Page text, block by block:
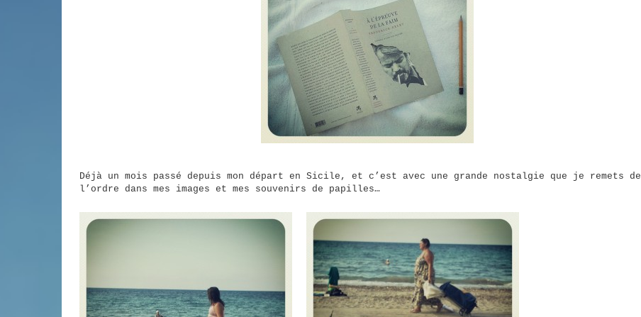
Déjà un mois passé depuis mon départ en Sicile, et c’est avec une grande nostalgie que je remets de
l’ordre dans mes images et mes souvenirs de papilles…